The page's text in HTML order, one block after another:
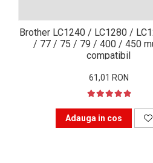
Comerț electronic –
avantaje
Ai nevoie de o imprimantă?
Fii atent la câteva detalii
înainte de a achiziționa una
Fii în pas cu noile tehnologii
pentru confortul de zi cu zi
Brother LC1240 / LC1280 / LC12 / 17 / 73
/ 77 / 75 / 79 / 400 / 450 multipack
compatibil
61,01 RON
Adauga in cos